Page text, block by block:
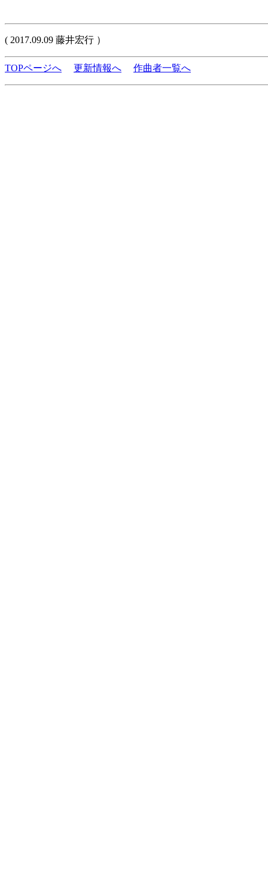
( 2017.09.09 藤井宏行 ）
TOPページへ 更新情報へ 作曲者一覧へ